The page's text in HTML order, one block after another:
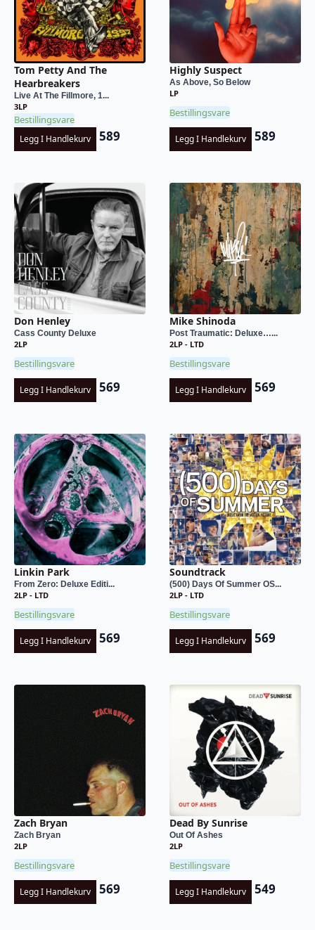
Tom Petty And The
Hearbreakers
Live At The Fillmore, 1...
3LP
Bestillingsvare
Legg I Handlekurv 589
Highly Suspect
As Above, So Below
LP
Bestillingsvare
Legg I Handlekurv 589
Don Henley
Cass County Deluxe
2LP
Bestillingsvare
Legg I Handlekurv 569
Mike Shinoda
Post Traumatic: Deluxe…...
2LP - LTD
Bestillingsvare
Legg I Handlekurv 569
Linkin Park
From Zero: Deluxe Editi...
2LP - LTD
Bestillingsvare
Legg I Handlekurv 569
Soundtrack
(500) Days Of Summer OS...
2LP - LTD
Bestillingsvare
Legg I Handlekurv 569
Zach Bryan
Zach Bryan
2LP
Bestillingsvare
Legg I Handlekurv 569
Dead By Sunrise
Out Of Ashes
2LP
Bestillingsvare
Legg I Handlekurv 549